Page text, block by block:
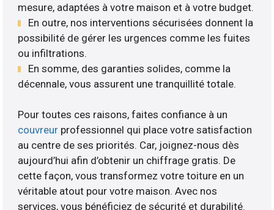
mesure, adaptées à votre maison et à votre budget.
En outre, nos interventions sécurisées donnent la
possibilité de gérer les urgences comme les fuites
ou infiltrations.
En somme, des garanties solides, comme la
décennale, vous assurent une tranquillité totale.
Pour toutes ces raisons, faites confiance à un
couvreur professionnel qui place votre satisfaction
au centre de ses priorités. Car, joignez-nous dès
aujourd’hui afin d’obtenir un chiffrage gratis. De
cette façon, vous transformez votre toiture en un
véritable atout pour votre maison. Avec nos
services, vous bénéficiez de sécurité et durabilité.